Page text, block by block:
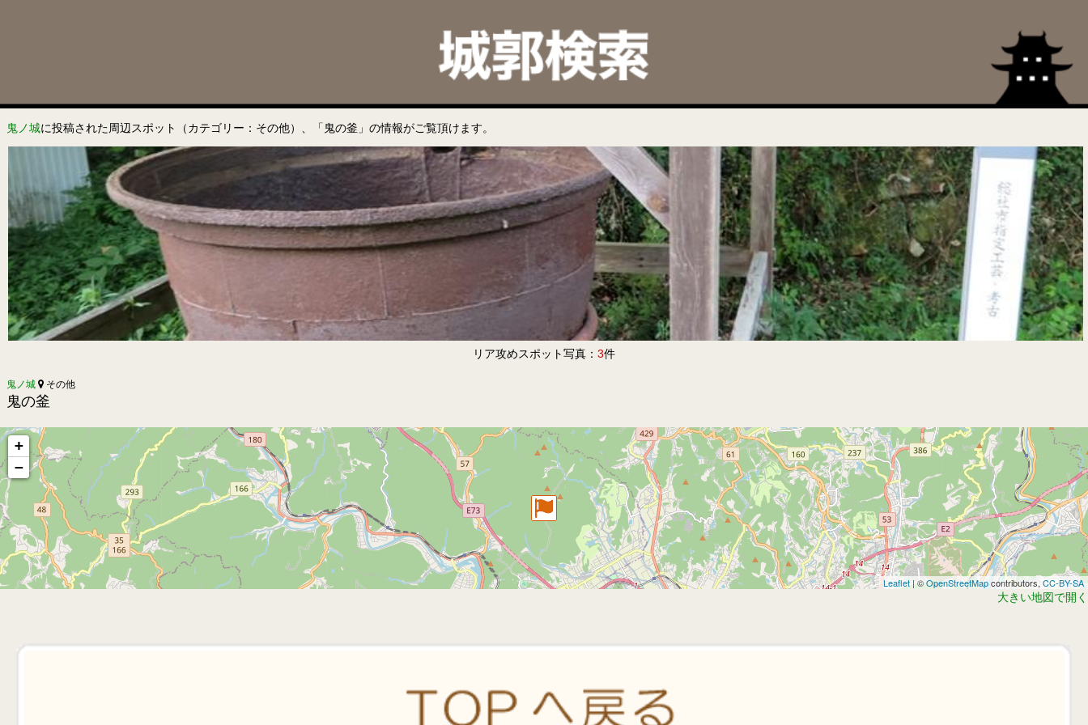
鬼ノ城に投稿された周辺スポット（カテゴリー：その他）、「鬼の釜」の情報がご覧頂けます。
リア攻めスポット写真： 3件
鬼ノ城 その他
鬼の釜
+
−
Leaflet| ©OpenStreetMapcontributors,CC-BY-SA
大きい地図で開く